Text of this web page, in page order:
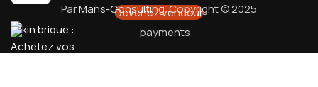
Devenez vendeur
ParMans-Consulting. Copyright © 2025